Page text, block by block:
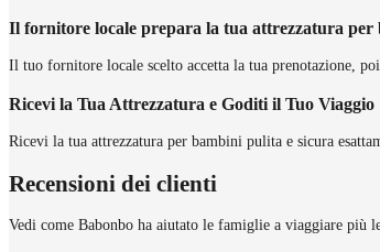
Il fornitore locale prepara la tua attrezzatura per
Il tuo fornitore locale scelto accetta la tua prenotazione,
Ricevi la Tua Attrezzatura e Goditi il Tuo Viaggio
Ricevi la tua attrezzatura per bambini pulita e sicura
Recensioni dei clienti
Vedi come Babonbo ha aiutato le famiglie a viaggiare più